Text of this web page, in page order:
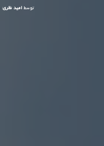
ارسال
توسطامید نظری